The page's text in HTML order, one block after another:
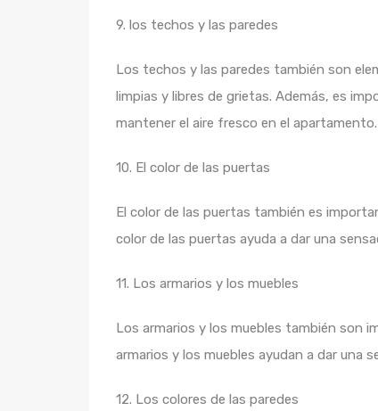
9. los techos y las paredes
Los techos y las paredes también son
limpias y libres de grietas. Además, es
mantener el aire fresco en el apartamento.
10. El color de las puertas
El color de las puertas también es
color de las puertas ayuda a dar una
11. Los armarios y los muebles
Los armarios y los muebles también son
armarios y los muebles ayudan a dar una
12. Los colores de las paredes